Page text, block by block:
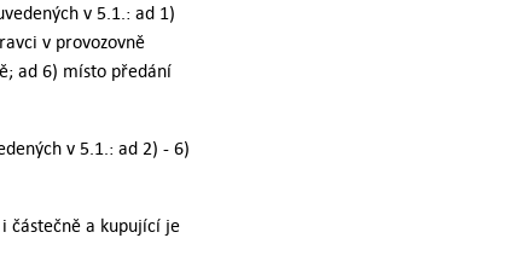
v 5.1.: ad 1)
v provozovně
ad 6) místo předání
v 5.1.: ad 2) - 6)
částečně a kupující je